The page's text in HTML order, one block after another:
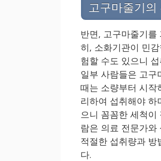
고구마줄기의
반면, 고구마줄기를
히, 소화기관이 민
험할 수도 있으니
일부 사람들은 고
때는 소량부터 시작
리하여 섭취해야 하
으니 꼼꼼한 세척
람은 의료 전문가
적절한 섭취량과 방
다.